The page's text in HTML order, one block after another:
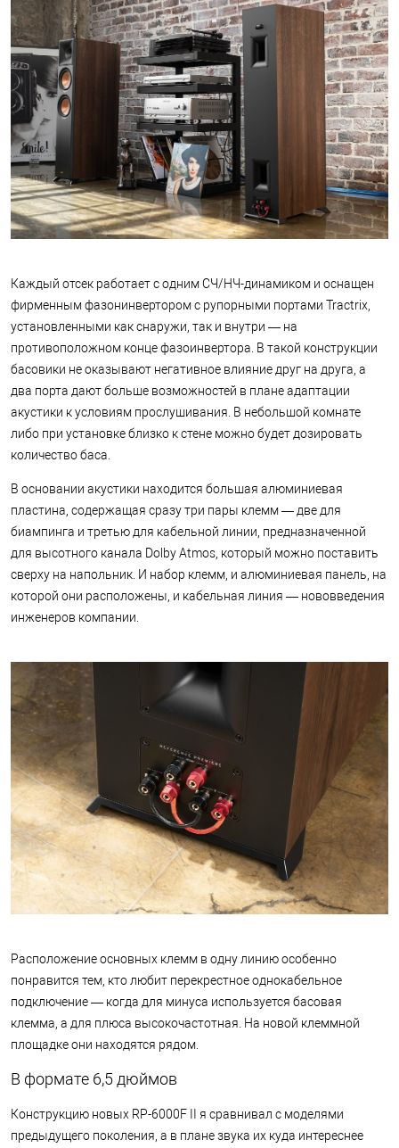
Каждый отсек работает с одним СЧ/НЧ-динамиком и оснащен
фирменным фазонинвертором с рупорными портами Tractrix,
установленными как снаружи, так и внутри — на
противоположном конце фазоинвертора. В такой конструкции
басовики не оказывают негативное влияние друг на друга, а
два порта дают больше возможностей в плане адаптации
акустики к условиям прослушивания. В небольшой комнате
либо при установке близко к стене можно будет дозировать
количество баса.
В основании акустики находится большая алюминиевая
пластина, содержащая сразу три пары клемм — две для
биампинга и третью для кабельной линии, предназначенной
для высотного канала Dolby Atmos, который можно поставить
сверху на напольник. И набор клемм, и алюминиевая панель, на
которой они расположены, и кабельная линия — нововведения
инженеров компании.
Расположение основных клемм в одну линию особенно
понравится тем, кто любит перекрестное однокабельное
подключение — когда для минуса используется басовая
клемма, а для плюса высокочастотная. На новой клеммной
площадке они находятся рядом.
В формате 6,5 дюймов
Конструкцию новых RP-6000F II я сравнивал с моделями
предыдущего поколения, а в плане звука их куда интереснее